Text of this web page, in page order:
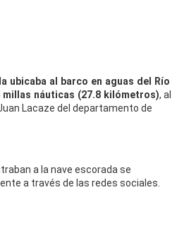
ubicaba al barco en aguas del Río
millas náuticas (27.8 kilómetros), al
Lacaze del departamento de
a la nave escorada se
a través de las redes sociales.